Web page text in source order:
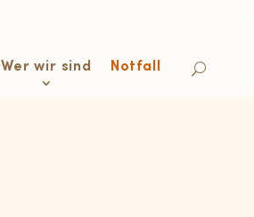
Wer wir sind Notfall